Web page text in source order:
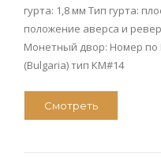
гурта: 1,8 мм Тип гурта:
положение аверса и
Монетный двор: Номер по
(Bulgaria) тип КМ#14
Смотреть